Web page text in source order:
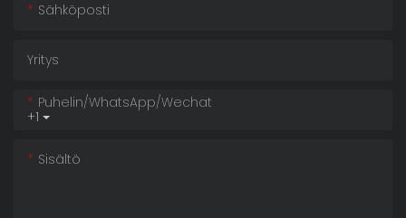
Sähköposti
Yritys
+1
Puhelin/WhatsApp/Wechat
Sisältö